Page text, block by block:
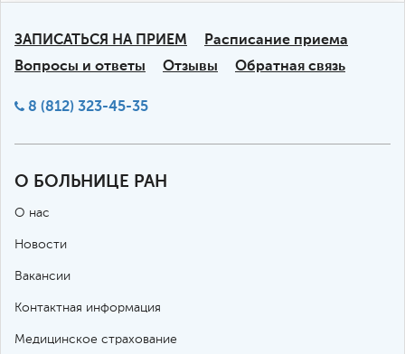
ЗАПИСАТЬСЯ НА ПРИЕМ
Расписание приема
Вопросы и ответы
Отзывы Обратная связь
8 (812) 323-45-35
О БОЛЬНИЦЕ РАН
О нас
Новости
Вакансии
Контактная информация
Медицинское страхование